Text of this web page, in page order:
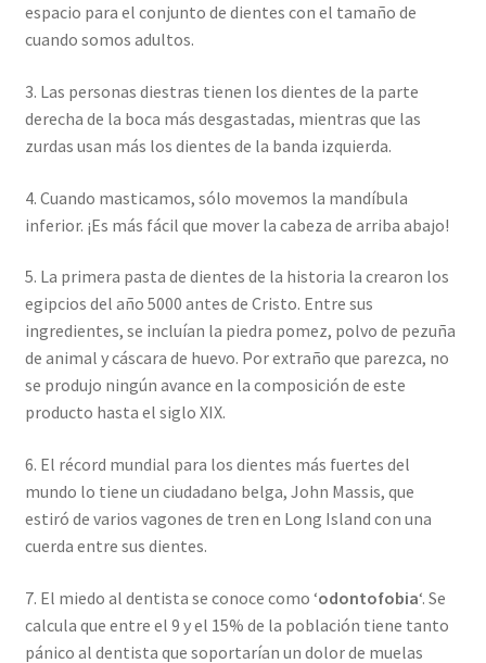
espacio para el conjunto de dientes con el tamaño de
cuando somos adultos.
3. Las personas diestras tienen los dientes de la parte
derecha de la boca más desgastadas, mientras que las
zurdas usan más los dientes de la banda izquierda.
4. Cuando masticamos, sólo movemos la mandíbula
inferior. ¡Es más fácil que mover la cabeza de arriba abajo!
5. La primera pasta de dientes de la historia la crearon los
egipcios del año 5000 antes de Cristo. Entre sus
ingredientes, se incluían la piedra pomez, polvo de pezuña
de animal y cáscara de huevo. Por extraño que parezca, no
se produjo ningún avance en la composición de este
producto hasta el siglo XIX.
6. El récord mundial para los dientes más fuertes del
mundo lo tiene un ciudadano belga, John Massis, que
estiró de varios vagones de tren en Long Island con una
cuerda entre sus dientes.
7. El miedo al dentista se conoce como ‘odontofobia‘. Se
calcula que entre el 9 y el 15% de la población tiene tanto
pánico al dentista que soportarían un dolor de muelas